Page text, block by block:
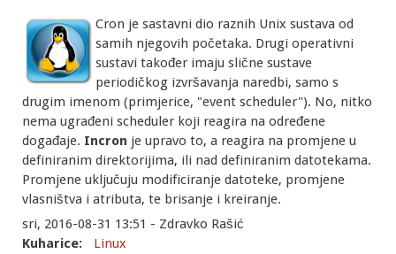
Cron je sastavni dio raznih Unix sustava od
samih njegovih početaka. Drugi operativni
sustavi također imaju slične sustave
periodičkog izvršavanja naredbi, samo s
drugim imenom (primjerice, "event scheduler"). No, nitko
nema ugrađeni scheduler koji reagira na određene
događaje. Incron je upravo to, a reagira na promjene u
definiranim direktorijima, ili nad definiranim datotekama.
Promjene uključuju modificiranje datoteke, promjene
vlasništva i atributa, te brisanje i kreiranje.
sri, 2016-08-31 13:51 - Zdravko Rašić
Kuharice:
Linux